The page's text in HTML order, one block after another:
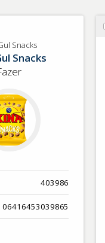
Snacks
Snacks
403986
06416453039865